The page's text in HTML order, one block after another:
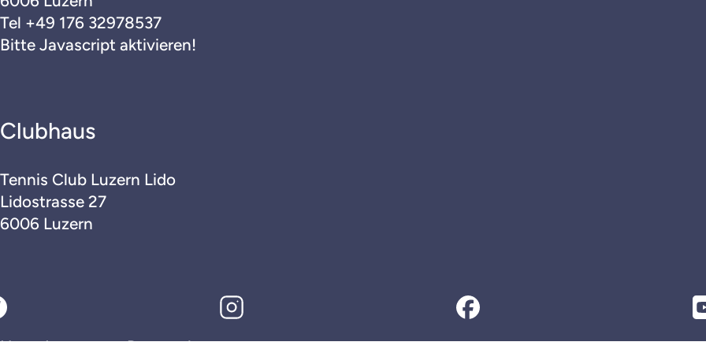
Wettkampf
Impressum
Datenschutz
Tel +49 176 32978537
Bitte Javascript aktivieren!
Clubhaus
Tennis Club Luzern Lido
Lidostrasse 27
6006 Luzern
HomeImpressumDatenschutz